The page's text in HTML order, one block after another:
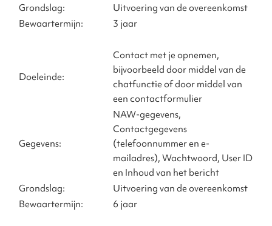
Grondslag:
Uitvoering van de overeenkomst
Bewaartermijn:
3 jaar
Doeleinde:
Contact met je opnemen,
bijvoorbeeld door middel van de
chatfunctie of door middel van
een contactformulier
Gegevens:
NAW-gegevens,
Contactgegevens
(telefoonnummer en e-
mailadres), Wachtwoord, User ID
en Inhoud van het bericht
Grondslag:
Uitvoering van de overeenkomst
Bewaartermijn:
6 jaar